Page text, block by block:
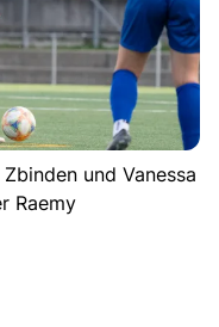
und Vanessa
Raemy